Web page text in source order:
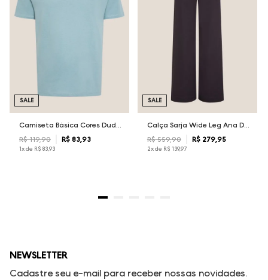
R$ 119,90 R$ 83, 93
1x de R$ 83,93
SALE
Calça Sarja Wide Leg Ana Dudalina Feminina
R$ 559,90 R$ 279, 95
2x de R$ 139,97
SALE
NEWSLETTER
Cadastre seu e-mail para receber nossas novidades.